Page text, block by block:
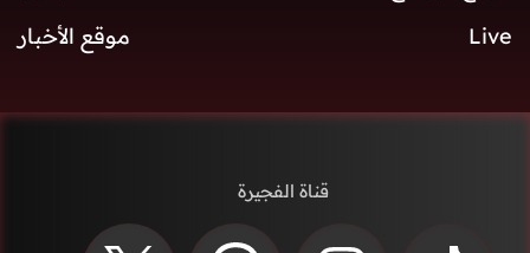
Live
موقع الأخبار
قناة الفجيرة